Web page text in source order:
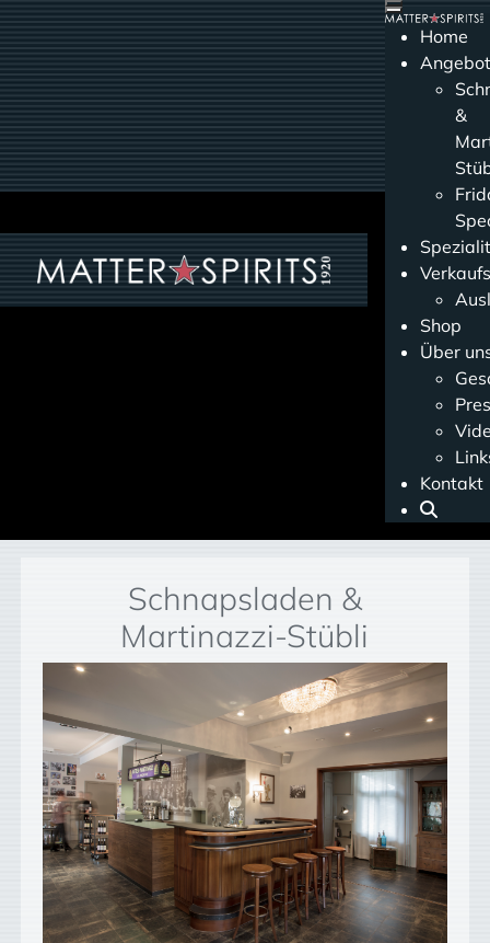
Home
&
Shop
Über
Kontakt
Schnapsladen &
Martinazzi-Stübli